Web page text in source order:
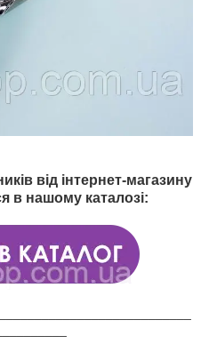
від інтернет-магазину
в нашому каталозі: